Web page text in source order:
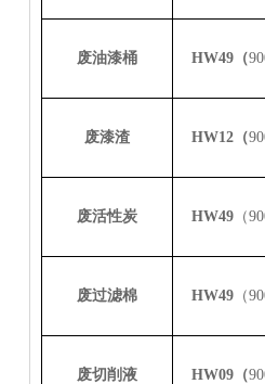
废油漆桶 HW49（
废漆渣 HW12（
废活性炭 HW49（
废过滤棉 HW49（
废切削液 HW09（